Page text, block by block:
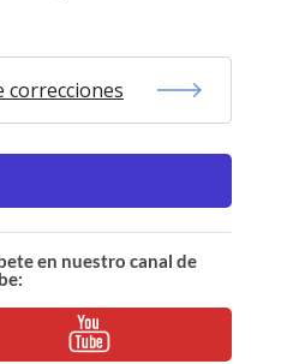
correcciones
en nuestro canal de